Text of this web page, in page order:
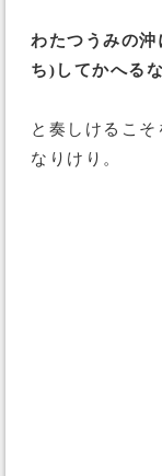
わたつうみの
ち)してかへる
と奏しけるこ
なりけり。